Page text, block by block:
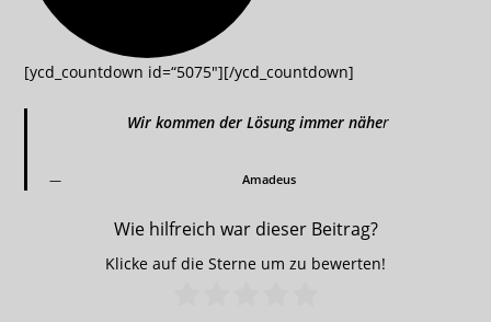
[ycd_countdown id=“5075″][/ycd_countdown]
Wir kommen der Lösung immer näher
Amadeus
Wie hilfreich war dieser Beitrag?
Klicke auf die Sterne um zu bewerten!